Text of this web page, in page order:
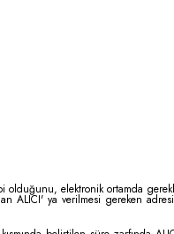
olduğunu, elektronik ortamda
ALICI' ya verilmesi gereken